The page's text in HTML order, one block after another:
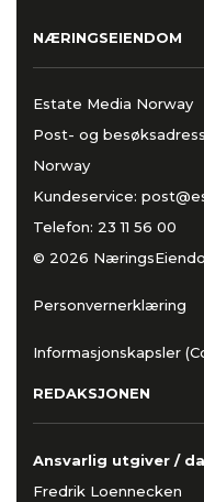
NÆRINGSEIENDOM
Estate Media Norway
Post- og
Norway
Kundeservice:
Telefon: 23 11 56 00
© 2026
Personvernerklæring
Informasjonskapsler
REDAKSJONEN
Ansvarlig utgiver /
Fredrik Loennecken